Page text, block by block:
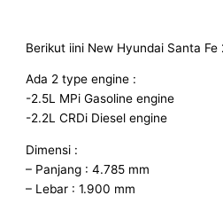
Berikut iini New Hyundai Santa Fe
Ada 2 type engine :
-2.5L MPi Gasoline engine
-2.2L CRDi Diesel engine
Dimensi :
– Panjang : 4.785 mm
– Lebar : 1.900 mm